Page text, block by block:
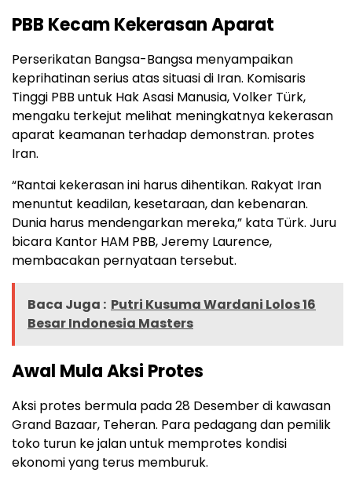
PBB Kecam Kekerasan Aparat
Perserikatan Bangsa-Bangsa menyampaikan
keprihatinan serius atas situasi di Iran. Komisaris
Tinggi PBB untuk Hak Asasi Manusia, Volker Türk,
mengaku terkejut melihat meningkatnya kekerasan
aparat keamanan terhadap demonstran. protes
Iran.
“Rantai kekerasan ini harus dihentikan. Rakyat Iran
menuntut keadilan, kesetaraan, dan kebenaran.
Dunia harus mendengarkan mereka,” kata Türk. Juru
bicara Kantor HAM PBB, Jeremy Laurence,
membacakan pernyataan tersebut.
Baca Juga : Putri Kusuma Wardani Lolos 16
Besar Indonesia Masters
Awal Mula Aksi Protes
Aksi protes bermula pada 28 Desember di kawasan
Grand Bazaar, Teheran. Para pedagang dan pemilik
toko turun ke jalan untuk memprotes kondisi
ekonomi yang terus memburuk.